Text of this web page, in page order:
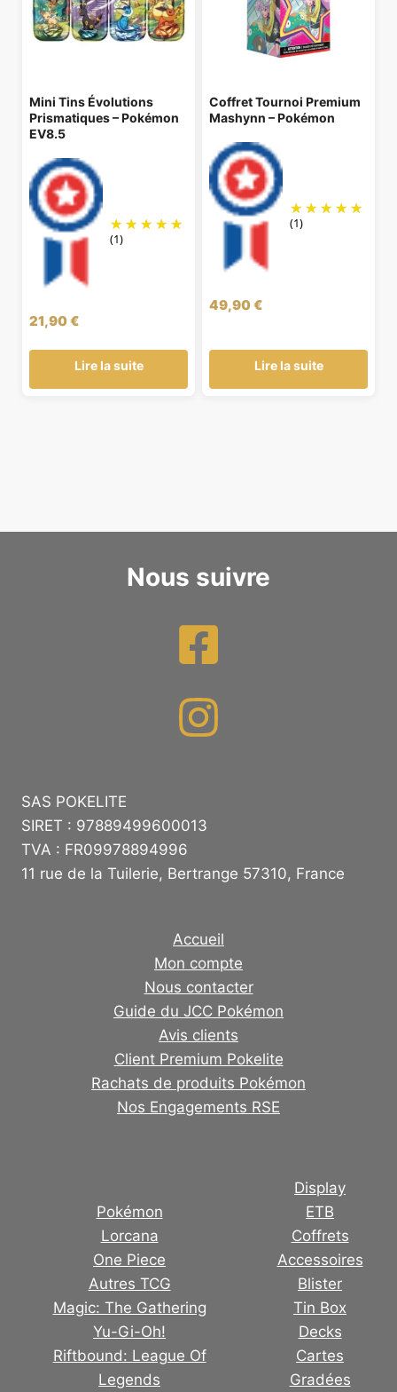
Mini Tins Évolutions
Prismatiques – Pokémon
EV8.5
(1)
21,90€
Lire la suite
Coffret Tournoi Premium
Mashynn – Pokémon
(1)
49,90€
Lire la suite
Nous suivre
SAS POKELITE
SIRET : 97889499600013
TVA : FR09978894996
11 rue de la Tuilerie, Bertrange 57310, France
Accueil
Mon compte
Nous contacter
Guide du JCC Pokémon
Avis clients
Client Premium Pokelite
Rachats de produits Pokémon
Nos Engagements RSE
Pokémon
Lorcana
One Piece
Autres TCG
Magic: The Gathering
Yu-Gi-Oh!
Riftbound: League Of
Legends
Display
ETB
Coffrets
Accessoires
Blister
Tin Box
Decks
Cartes
Gradées